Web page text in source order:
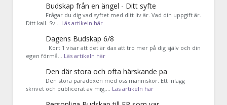
Budskap från en ängel - Ditt syfte
Frågar du dig vad syftet med ditt liv är. Vad din uppgift är.
Ditt kall. Sv… Läs artikeln här
Dagens Budskap 6/8
Kort 1 visar att det är dax att tro mer på dig själv och din
egen förmå… Läs artikeln här
Den där stora och ofta härskande pa
Den stora paradoxen med oss människor. Ett inlägg
skrivet och publicerat av mig,… Läs artikeln här